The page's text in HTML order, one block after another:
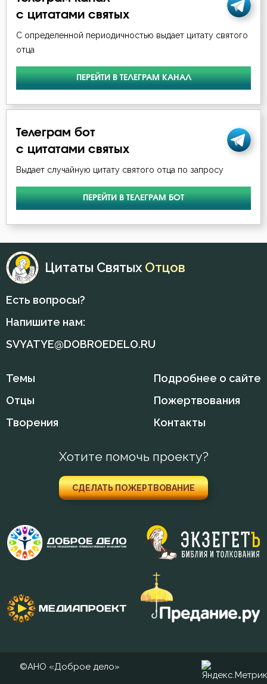
Варнава
Варсонофий Оптинский (Плиханков)
Василий Великий
Григорий Нисский
Григорий Палама
Григорий Синаит
Диадох
Димитрий Ростовский
Епифаний Кипрский
Зосима Палестинский
Игнатий Брянчанинов
Иероним Стридонский
Иларион Оптинский (Пономарёв)
Иоанн (Максимович)
Иоанн Златоуст
с цитатами святых
С определенной периодичностью выдает цитату святого
отца
ПЕРЕЙТИ В ТЕЛЕГРАМ КАНАЛ
Телеграм бот
с цитатами святых
Выдает случайную цитату святого отца по запросу
ПЕРЕЙТИ В ТЕЛЕГРАМ БОТ
Цитаты Святых Отцов
Есть вопросы?
Напишите нам:
SVYATYE@DOBROEDELO.RU
Темы
Отцы
Творения
Подробнее о сайте
Пожертвования
Контакты
Хотите помочь проекту?
СДЕЛАТЬ ПОЖЕРТВОВАНИЕ
©АНО «Доброе дело»